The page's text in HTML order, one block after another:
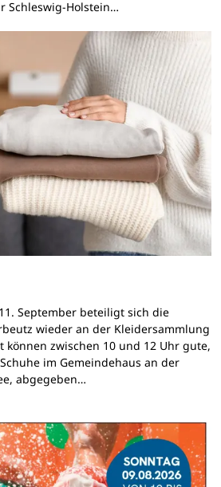
Schleswig-Holstein…
September beteiligt sich die
wieder an der Kleidersammlung
können zwischen 10 und 12 Uhr gute,
im Gemeindehaus an der
abgegeben…